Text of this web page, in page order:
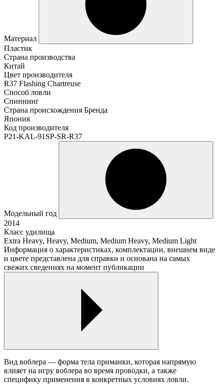
Материал
Пластик
Страна производства
Китай
Цвет производителя
R37 Flashing Chartreuse
Способ ловли
Спиннинг
Страна происхождения Бренда
Япония
Код производителя
P21-KAL-91SP-SR-R37
Модельный год
2014
Класс удилища
Extra Heavy, Heavy, Medium, Medium Heavy, Medium Light
Информация о характеристиках, комплектации, внешнем виде
и цвете представлена для справки и основана на самых
свежих сведениях на момент публикации
Вид воблера — форма тела приманки, которая напрямую
влияет на игру воблера во время проводки, а также
специфику применения в конкретных условиях ловли.